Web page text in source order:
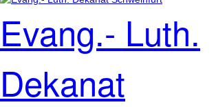
Evang.- Luth.
Dekanat